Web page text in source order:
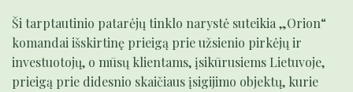
Ši tarptautinio patarėjų tinklo narystė suteikia „Orion“
komandai išskirtinę prieigą prie užsienio pirkėjų ir
investuotojų, o mūsų klientams, įsikūrusiems Lietuvoje,
prieigą prie didesnio skaičiaus įsigijimo objektų, kurie